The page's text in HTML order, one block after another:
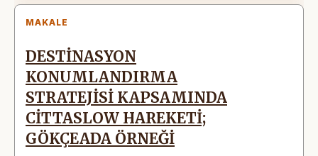
MAKALE
DESTİNASYON
KONUMLANDIRMA
STRATEJİSİ KAPSAMINDA
CİTTASLOW HAREKETİ;
GÖKÇEADA ÖRNEĞİ